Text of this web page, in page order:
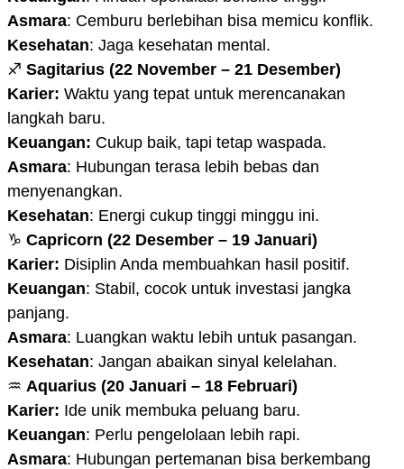
Asmara: Cemburu berlebihan bisa memicu konflik.
Kesehatan: Jaga kesehatan mental.
♐ Sagitarius (22 November – 21 Desember)
Karier: Waktu yang tepat untuk merencanakan
langkah baru.
Keuangan: Cukup baik, tapi tetap waspada.
Asmara: Hubungan terasa lebih bebas dan
menyenangkan.
Kesehatan: Energi cukup tinggi minggu ini.
♑ Capricorn (22 Desember – 19 Januari)
Karier: Disiplin Anda membuahkan hasil positif.
Keuangan: Stabil, cocok untuk investasi jangka
panjang.
Asmara: Luangkan waktu lebih untuk pasangan.
Kesehatan: Jangan abaikan sinyal kelelahan.
♒ Aquarius (20 Januari – 18 Februari)
Karier: Ide unik membuka peluang baru.
Keuangan: Perlu pengelolaan lebih rapi.
Asmara: Hubungan pertemanan bisa berkembang